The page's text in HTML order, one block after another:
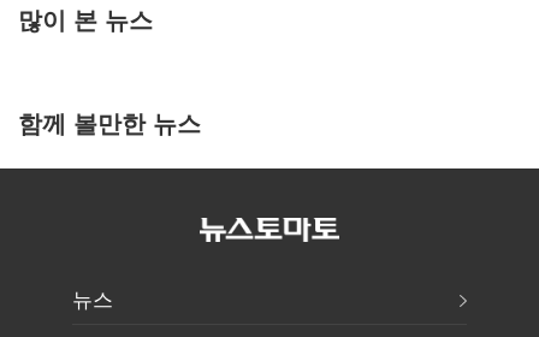
많이 본 뉴스
함께 볼만한 뉴스
뉴스